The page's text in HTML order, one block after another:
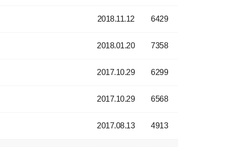
2018.11.12 6429
2018.01.20 7358
2017.10.29 6299
2017.10.29 6568
2017.08.13 4913